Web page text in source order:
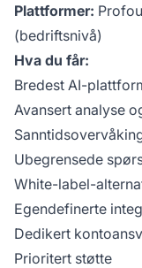
Plattformer:
(bedriftsnivå)
Hva du får:
Bredest AI-
Avansert analyse
Ubegrensede
White-label-
Egendefinerte
Dedikert
Prioritert støtte